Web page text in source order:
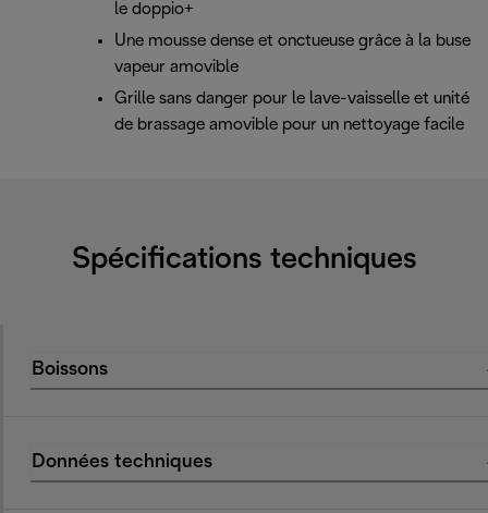
le doppio+
Une mousse dense et onctueuse grâce à la buse
vapeur amovible
Grille sans danger pour le lave-vaisselle et unité
de brassage amovible pour un nettoyage facile
Spécifications techniques
Boissons
Données techniques